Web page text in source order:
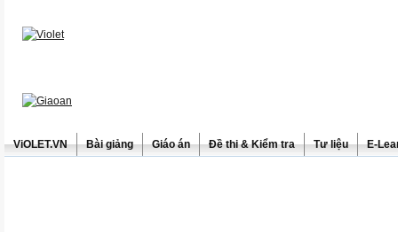
ViOLET.VN Bài giảng Giáo án Đề thi & Kiểm tra Tư liệu E-